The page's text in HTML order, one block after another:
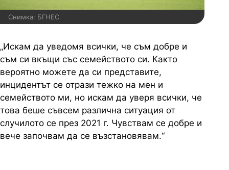
Снимка: БГНЕС
„Искам да уведомя всички, че съм добре и
съм си вкъщи със семейството си. Както
вероятно можете да си представите,
инцидентът се отрази тежко на мен и
семейството ми, но искам да уверя всички, че
това беше съвсем различна ситуация от
случилото се през 2021 г. Чувствам се добре и
вече започвам да се възстановявам.“